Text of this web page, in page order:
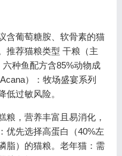
含葡萄糖胺、软骨素的猫
推荐猫粮类型 干粮（主
种鱼配方含85%动物成
）：牧场盛宴系列
低过敏风险。
粮，营养丰富且易消化，
优先选择高蛋白（40%左
脂）的猫粮。老年猫：需